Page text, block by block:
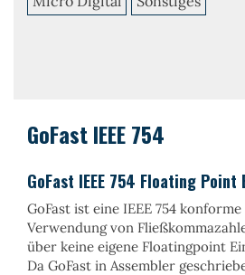
GoFast IEEE 754
GoFast IEEE 754 Floating
GoFast ist eine IEEE 754
Verwendung von
über keine eigene Floatingpoint
Da GoFast in Assembler